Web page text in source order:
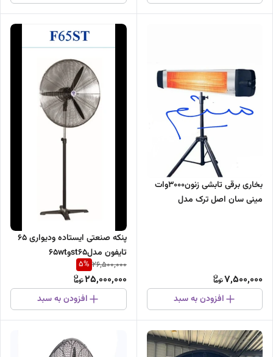
بخاری برقی تابشی زنون۳۰۰۰وات
مینی سان اصل ترک مدل
7,500,000
افزودن به سبد
پنکه صنعتی ایستاده ودیواری 65
تایفون مدلst65و65wt
26,500,000
5%
25,000,000
افزودن به سبد